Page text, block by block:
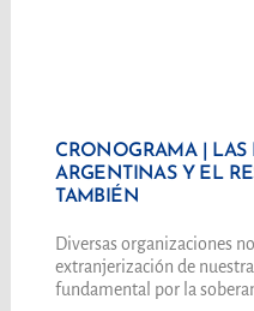
CRONOGRAMA | LAS
ARGENTINAS Y EL
TAMBIÉN
Diversas organizaciones
extranjerización de
fundamental por la